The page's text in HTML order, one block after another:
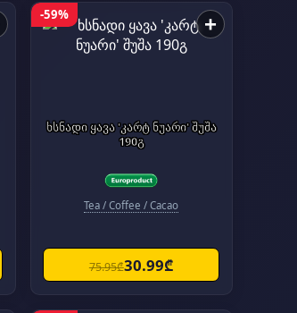
-59% +
ხსნადი ყავა 'კარტ ნუარი' შუშა
190გ
Tea / Coffee / Cacao
75.95₾30.99₾